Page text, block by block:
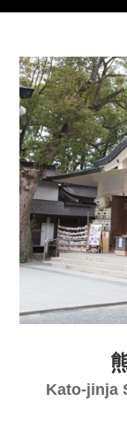
Kato-jinja